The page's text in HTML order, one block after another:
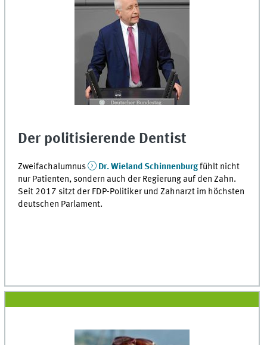
Der politisierende Dentist
Zweifachalumnus Dr. Wieland Schinnenburgfühlt nicht
nur Patienten, sondern auch der Regierung auf den Zahn.
Seit 2017 sitzt der FDP-Politiker und Zahnarzt im höchsten
deutschen Parlament.